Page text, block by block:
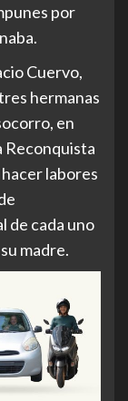
por
Cuervo,
hermanas
en
Reconquista
labores
de cada uno
madre.